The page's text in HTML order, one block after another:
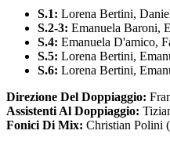
S.1: Lorena Bertini,
S.2-3: Emanuela Baroni,
S.4: Emanuela D'amico,
S.5: Lorena Bertini,
S.6: Lorena Bertini,
Direzione Del Doppiaggio:
Assistenti Al Doppiaggio:
Fonici Di Mix: Christian Polini